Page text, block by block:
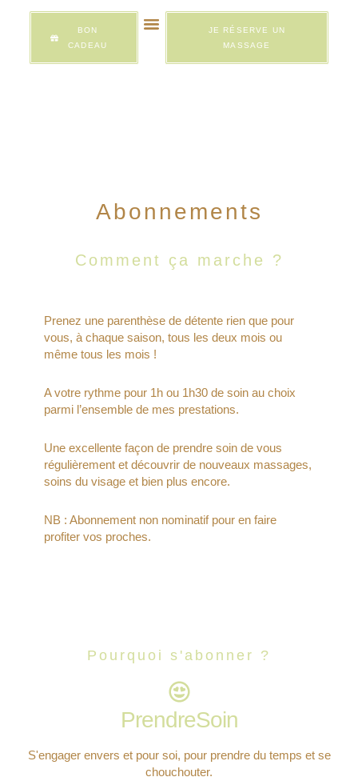
BON
CADEAU
JE RÉSERVE UN
MASSAGE
Abonnements
Comment ça marche ?
Prenez une parenthèse de détente rien que pour
vous, à chaque saison, tous les deux mois ou
même tous les mois !
A votre rythme pour 1h ou 1h30 de soin au choix
parmi l’ensemble de mes prestations.
Une excellente façon de prendre soin de vous
régulièrement et découvrir de nouveaux massages,
soins du visage et bien plus encore.
NB : Abonnement non nominatif pour en faire
profiter vos proches.
Pourquoi s'abonner ?
PrendreSoin
S'engager envers et pour soi, pour prendre du temps et se
chouchouter.